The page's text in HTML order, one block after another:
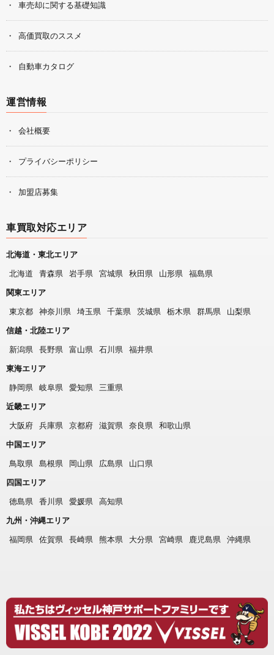
車売却に関する基礎知識
高価買取のススメ
自動車カタログ
運営情報
会社概要
プライバシーポリシー
加盟店募集
車買取対応エリア
北海道・東北エリア
北海道
青森県 岩手県 宮城県 秋田県 山形県
福島県
関東エリア
東京都
神奈川県 埼玉県 千葉県 茨城県 栃木県 群馬県
山梨県
信越・北陸エリア
新潟県
長野県 富山県 石川県
福井県
東海エリア
静岡県
岐阜県 愛知県
三重県
近畿エリア
大阪府
兵庫県 京都府 滋賀県 奈良県
和歌山県
中国エリア
鳥取県
島根県 岡山県 広島県
山口県
四国エリア
徳島県
香川県 愛媛県
高知県
九州・沖縄エリア
福岡県
佐賀県 長崎県 熊本県 大分県 宮崎県 鹿児島県 沖縄県